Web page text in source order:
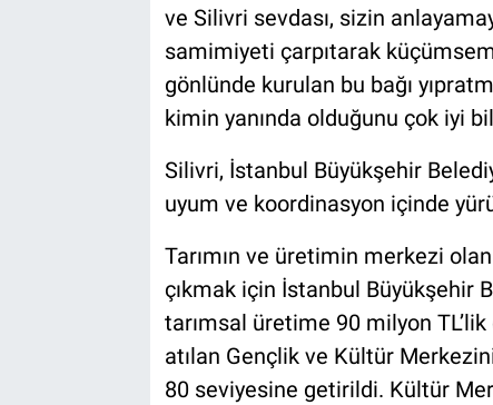
ve Silivri sevdası, sizin
samimiyeti çarpıtarak
gönlünde kurulan bu bağı
kimin yanında olduğunu çok iyi
Silivri, İstanbul Büyükşehir
uyum ve koordinasyon içinde
Tarımın ve üretimin merkezi
çıkmak için İstanbul Büyükşehir
tarımsal üretime 90 milyon
atılan Gençlik ve Kültür
80 seviyesine getirildi. Kültür